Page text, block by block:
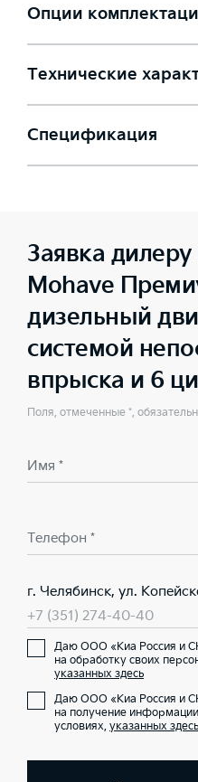
Опции
Технические
Спецификация
Заявка
Mohave
дизельный
системой
впрыска и 6
Поля, отмеченные *,
Имя *
Телефон *
г. Челябинск, ул.
+7 (351) 274-40-40
Даю ООО «Киа Россия и
на обработку своих
указанных здесь
Даю ООО «Киа Россия и
на получение
условиях, указанных здесь